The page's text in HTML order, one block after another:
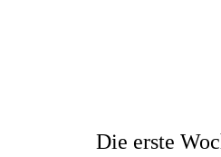
Die erste